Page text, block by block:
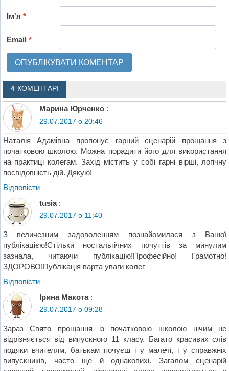
Ім'я*
Email*
4 КОМЕНТАРІ
Марина Юрченко :
29.07.2017 о 20:46
Наталія Адамівна пропонує гарний сценарій прощання з
початковою школою. Можна порадити його для використання
на практиці колегам. Захід містить у собі гарні вірші, логічну
посвідовність дій. Дякую!
Відповіcти
tusia :
29.07.2017 о 11:40
З величезним задоволенням познайомилася з Вашої
публікацією!Стільки ностальгічних почуттів за минулим
зазнала, читаючи публікацію!Професійно! Грамотно!
ЗДОРОВО!Публікація варта уваги колег
Відповіcти
Ірина Макота :
29.07.2017 о 09:28
Зараз Свято прощання із початковою школою нічим не
відрізняється від випускного 11 класу. Багато красивих слів
подяки вчителям, батькам почуєш і у малечі, і у справжніх
випускників, часто ще й однаковихі. Загалом сценарій